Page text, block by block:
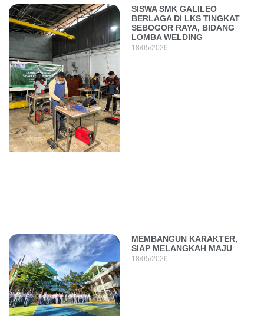
SISWA SMK GALILEO
BERLAGA DI LKS TINGKAT
SEBOGOR RAYA, BIDANG
LOMBA WELDING
18/05/2026
MEMBANGUN KARAKTER,
SIAP MELANGKAH MAJU
18/05/2026